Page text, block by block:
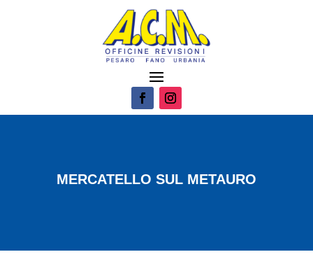
MERCATELLO SUL METAURO